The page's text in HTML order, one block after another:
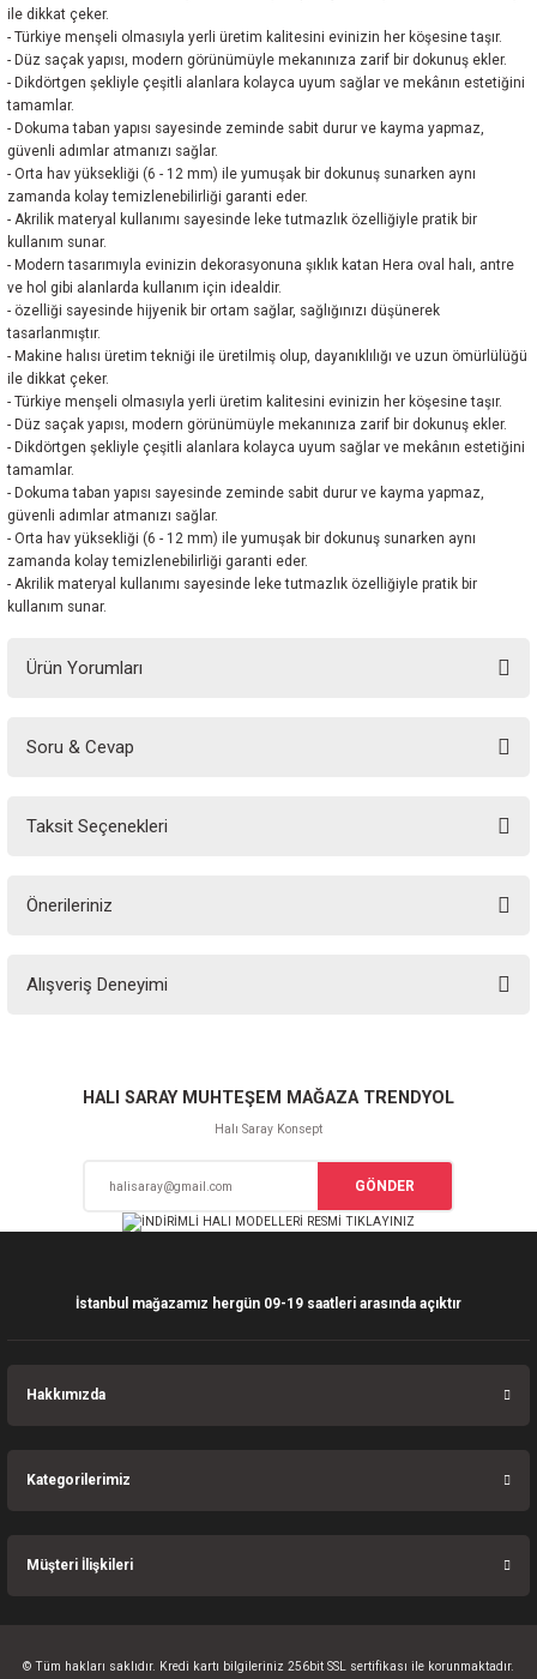
ile dikkat çeker.
- Türkiye menşeli olmasıyla yerli üretim kalitesini evinizin her köşesine taşır.
- Düz saçak yapısı, modern görünümüyle mekanınıza zarif bir dokunuş ekler.
- Dikdörtgen şekliyle çeşitli alanlara kolayca uyum sağlar ve mekânın estetiğini
tamamlar.
- Dokuma taban yapısı sayesinde zeminde sabit durur ve kayma yapmaz,
güvenli adımlar atmanızı sağlar.
- Orta hav yüksekliği (6 - 12 mm) ile yumuşak bir dokunuş sunarken aynı
zamanda kolay temizlenebilirliği garanti eder.
- Akrilik materyal kullanımı sayesinde leke tutmazlık özelliğiyle pratik bir
kullanım sunar.
- Modern tasarımıyla evinizin dekorasyonuna şıklık katan Hera oval halı, antre
ve hol gibi alanlarda kullanım için idealdir.
- özelliği sayesinde hijyenik bir ortam sağlar, sağlığınızı düşünerek
tasarlanmıştır.
- Makine halısı üretim tekniği ile üretilmiş olup, dayanıklılığı ve uzun ömürlülüğü
ile dikkat çeker.
- Türkiye menşeli olmasıyla yerli üretim kalitesini evinizin her köşesine taşır.
- Düz saçak yapısı, modern görünümüyle mekanınıza zarif bir dokunuş ekler.
- Dikdörtgen şekliyle çeşitli alanlara kolayca uyum sağlar ve mekânın estetiğini
tamamlar.
- Dokuma taban yapısı sayesinde zeminde sabit durur ve kayma yapmaz,
güvenli adımlar atmanızı sağlar.
- Orta hav yüksekliği (6 - 12 mm) ile yumuşak bir dokunuş sunarken aynı
zamanda kolay temizlenebilirliği garanti eder.
- Akrilik materyal kullanımı sayesinde leke tutmazlık özelliğiyle pratik bir
kullanım sunar.
Ürün Yorumları
Soru & Cevap
Taksit Seçenekleri
Önerileriniz
yetersiz gördüğünüz noktaları öneri formunu kullanarak tarafımıza
Ürün resmi kalitesiz, bozuk veya görüntülenemiyor.
Ürün açıklamasında eksik bilgiler bulunuyor.
Bu ürüne benzer farklı alternatifler olmalı.
Alışveriş Deneyimi
Sitemize ilk yorumu siz yapın!
HALI SARAY MUHTEŞEM MAĞAZA TRENDYOL
Halı Saray Konsept
GÖNDER
İstanbul mağazamız hergün 09-19 saatleri arasında açıktır
Hakkımızda
Kategorilerimiz
Müşteri İlişkileri
© Tüm hakları saklıdır. Kredi kartı bilgileriniz 256bit SSL sertifikası ile korunmaktadır.